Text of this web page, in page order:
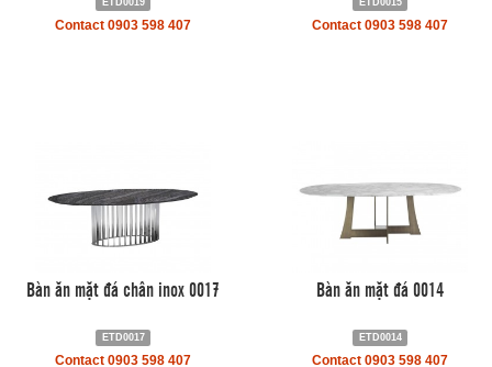
ETD0019
Contact 0903 598 407
ETD0015
Contact 0903 598 407
Bàn ăn mặt đá chân inox 0017
ETD0017
Contact 0903 598 407
Bàn ăn mặt đá 0014
ETD0014
Contact 0903 598 407